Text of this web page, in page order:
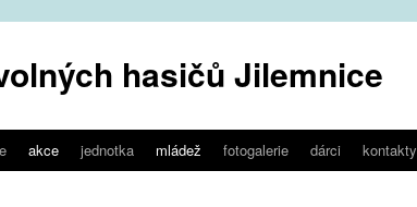
hasičů Jilemnice
akce jednotka mládež fotogalerie dárci kontakty